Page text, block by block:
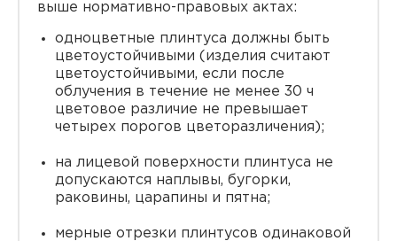
выше нормативно-правовых актах:
одноцветные плинтуса должны быть
цветоустойчивыми (изделия считают
цветоустойчивыми, если после
облучения в течение не менее 30 ч
цветовое различие не превышает
четырех порогов цветоразличения);
на лицевой поверхности плинтуса не
допускаются наплывы, бугорки,
раковины, царапины и пятна;
мерные отрезки плинтусов одинаковой